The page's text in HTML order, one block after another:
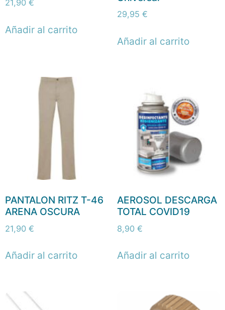
21,90 €
Añadir al carrito
29,95 €
Añadir al carrito
PANTALON RITZ T-46
ARENA OSCURA
21,90 €
Añadir al carrito
AEROSOL DESCARGA
TOTAL COVID19
8,90 €
Añadir al carrito